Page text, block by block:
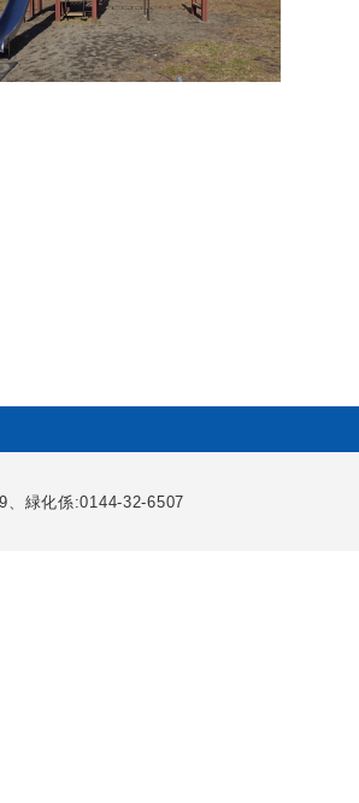
、緑化係:0144-32-6507